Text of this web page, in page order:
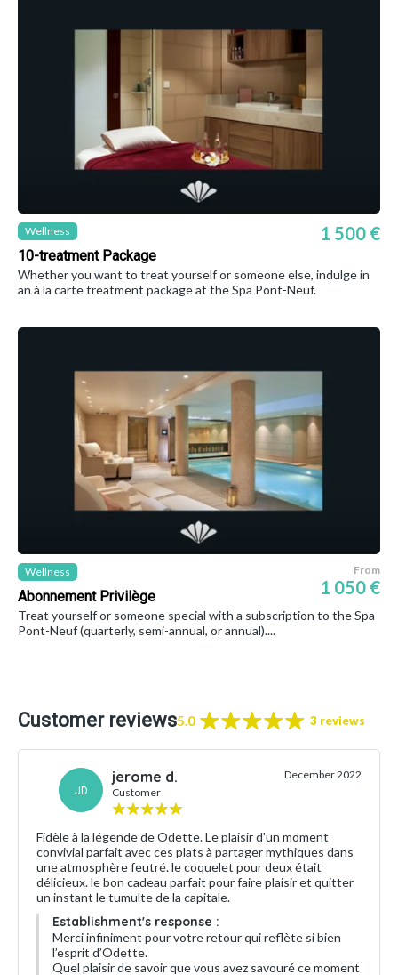
Wellness
10-treatment Package
1 500 €
Whether you want to treat yourself or someone else, indulge in
an à la carte treatment package at the Spa Pont-Neuf.
Wellness
Abonnement Privilège
From
1 050 €
Treat yourself or someone special with a subscription to the Spa
Pont-Neuf (quarterly, semi-annual, or annual)....
Customer reviews5.0 3 reviews
JD
jerome d.
Customer
December 2022
Fidèle à la légende de Odette. Le plaisir d'un moment
convivial parfait avec ces plats à partager mythiques dans
une atmosphère feutré. le coquelet pour deux était
délicieux. le bon cadeau parfait pour faire plaisir et quitter
un instant le tumulte de la capitale.
Establishment's response :
Merci infiniment pour votre retour qui reflète si bien
l’esprit d’Odette.
Quel plaisir de savoir que vous avez savouré ce moment